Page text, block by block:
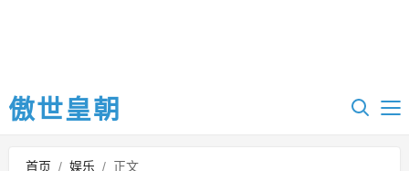
傲世皇朝
首页 / 娱乐 / 正文